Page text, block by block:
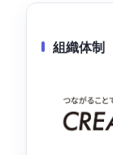
組織体制